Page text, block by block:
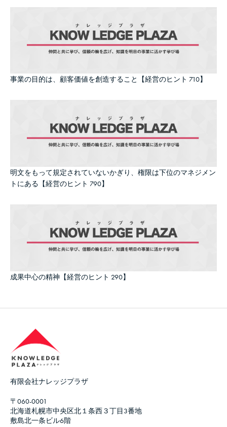
事業の目的は、顧客価値を創造すること【経営のヒント 710】
明文をもって規定されていないかぎり、権限は下位のマネジメン
トにある【経営のヒント 790】
成果中心の精神【経営のヒント 290】
有限会社ナレッジプラザ
〒060-0001
北海道札幌市中央区北１条西３丁目3番地
敷島北一条ビル6階